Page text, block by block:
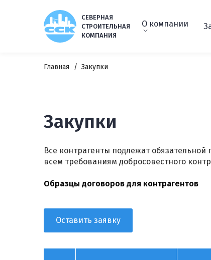
СЕВЕРНАЯ
СТРОИТЕЛЬНАЯ
КОМПАНИЯ
О компании
Главная Закупки
Закупки
Все контрагенты подлежат обязательной
всем требованиям добросовестного
Образцы договоров для контрагентов
Оставить заявку